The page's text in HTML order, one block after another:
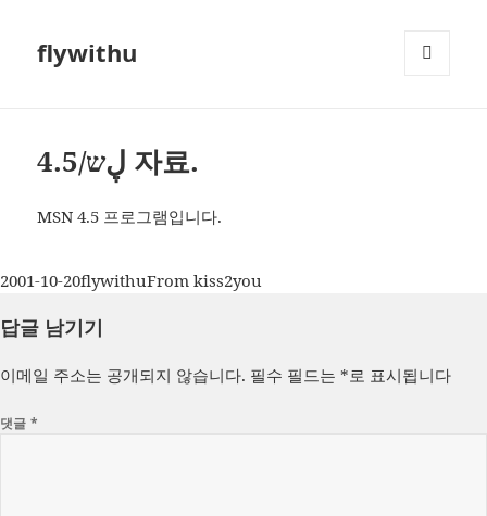
flywithu
ڸש/4.5 자료.
MSN 4.5 프로그램입니다.
작
일
2001-10-20글
이
flywithu카
From kiss2you
답글 남기기
이메일 주소는 공개되지 않습니다. 필수 필드는 *로 표시됩니다
댓글*